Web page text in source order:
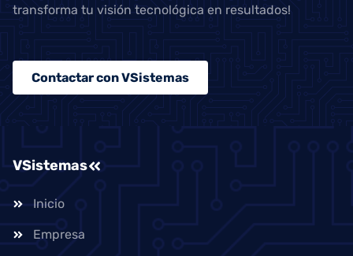
transforma tu visión tecnológica en resultados!
Contactar con VSistemas
VSistemas
Inicio
Empresa